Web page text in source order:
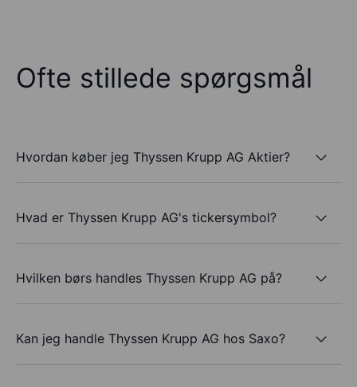
Ofte stillede spørgsmål
Hvordan køber jeg Thyssen Krupp AG Aktier?
Hvad er Thyssen Krupp AG's tickersymbol?
Hvilken børs handles Thyssen Krupp AG på?
Kan jeg handle Thyssen Krupp AG hos Saxo?